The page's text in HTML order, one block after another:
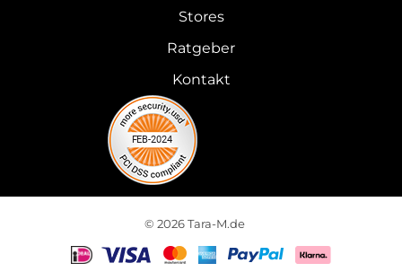
Stores
Ratgeber
Kontakt
© 2026 Tara-M.de